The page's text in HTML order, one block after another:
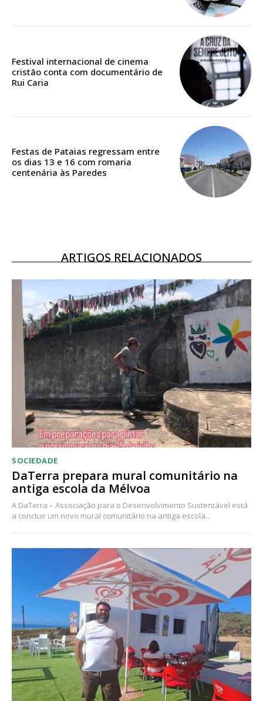
Acesso aos conteúdos Exclusivos para
assinantes
12 meses
Acesso ao conteúdo online
Acesso aos conteúdos Exclusivos para
assinantes
Ofertas para assinatura anual
Escolha o plano
Festival internacional de cinema
cristão conta com documentário de
Rui Caria
Festas de Pataias regressam entre
os dias 13 e 16 com romaria
centenária às Paredes
ARTIGOS RELACIONADOS
SOCIEDADE
DaTerra prepara mural comunitário na
antiga escola da Mélvoa
A DaTerra – Associação para o Desenvolvimento Sustentável está
a concluir um novo mural comunitário na antiga escola...